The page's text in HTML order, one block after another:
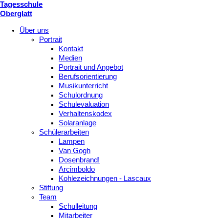
Tagesschule
Oberglatt
Über uns
Portrait
Kontakt
Medien
Portrait und Angebot
Berufsorientierung
Musikunterricht
Schulordnung
Schulevaluation
Verhaltenskodex
Solaranlage
Schülerarbeiten
Lampen
Van Gogh
Dosenbrand!
Arcimboldo
Kohlezeichnungen - Lascaux
Stiftung
Team
Schulleitung
Mitarbeiter